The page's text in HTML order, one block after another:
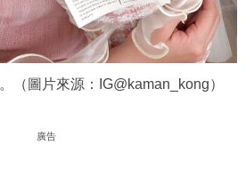
（圖片來源：IG@kaman_kong）
廣告